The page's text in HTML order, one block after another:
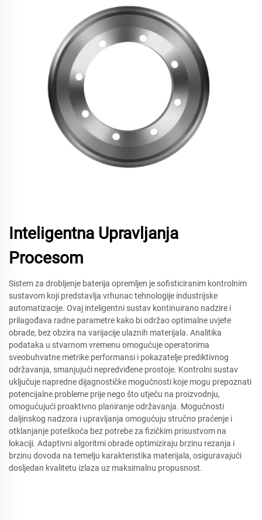
Inteligentna Upravljanja
Procesom
Sistem za drobljenje baterija opremljen je sofisticiranim kontrolnim
sustavom koji predstavlja vrhunac tehnologije industrijske
automatizacije. Ovaj inteligentni sustav kontinuirano nadzire i
prilagođava radne parametre kako bi održao optimalne uvjete
obrade, bez obzira na varijacije ulaznih materijala. Analitika
podataka u stvarnom vremenu omogućuje operatorima
sveobuhvatne metrike performansi i pokazatelje prediktivnog
održavanja, smanjujući nepredviđene prostoje. Kontrolni sustav
uključuje napredne dijagnostičke mogućnosti koje mogu prepoznati
potencijalne probleme prije nego što utječu na proizvodnju,
omogućujući proaktivno planiranje održavanja. Mogućnosti
daljinskog nadzora i upravljanja omogućuju stručno praćenje i
otklanjanje poteškoća bez potrebe za fizičkim prisustvom na
lokaciji. Adaptivni algoritmi obrade optimiziraju brzinu rezanja i
brzinu dovoda na temelju karakteristika materijala, osiguravajući
dosljedan kvalitetu izlaza uz maksimalnu propusnost.